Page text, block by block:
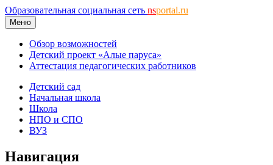
Образовательная социальная сеть nsportal.ru
Меню
Обзор возможностей
Детский проект «Алые паруса»
Аттестация педагогических работников
Детский сад
Начальная школа
Школа
НПО и СПО
ВУЗ
Навигация